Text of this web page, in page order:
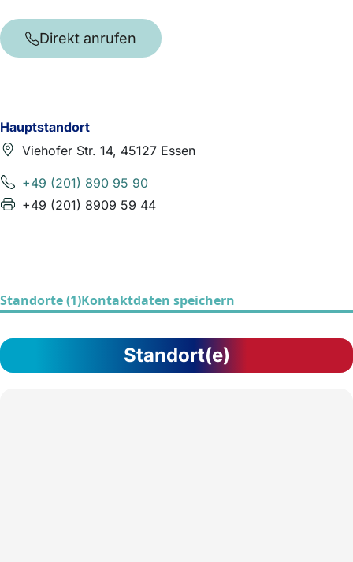
Hauptstandort
Viehofer Str. 14, 45127 Essen
+49 (201) 890 95 90
+49 (201) 8909 59 44
Direkt anrufen
Standorte (1)Kontaktdaten speichern
Standort(e)